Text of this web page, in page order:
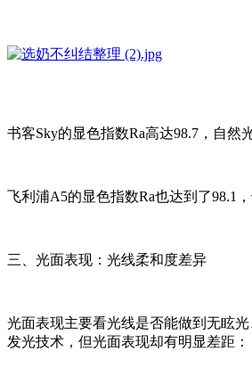
书客Sky的显色指数Ra高达98.7，自然
飞利浦A5的显色指数Ra也达到了98.1
三、光面表现：光线柔和度差异
光面表现主要看光线是否能做到无眩
发光技术，但光面表现却有明显差距：